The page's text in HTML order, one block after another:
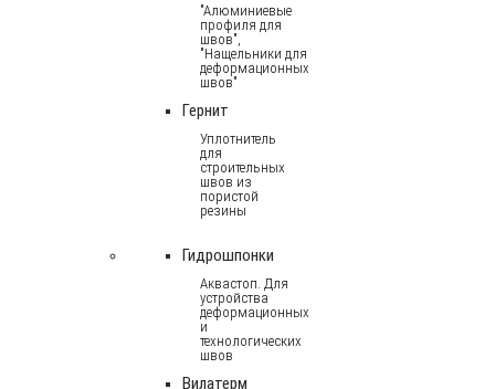
"Алюминиевые
профиля для
швов",
"Нащельники для
деформационных
швов"
Гернит
Уплотнитель
для
строительных
швов из
пористой
резины
Гидрошпонки
Аквастоп. Для
устройства
деформационных
и
технологических
швов
Вилатерм